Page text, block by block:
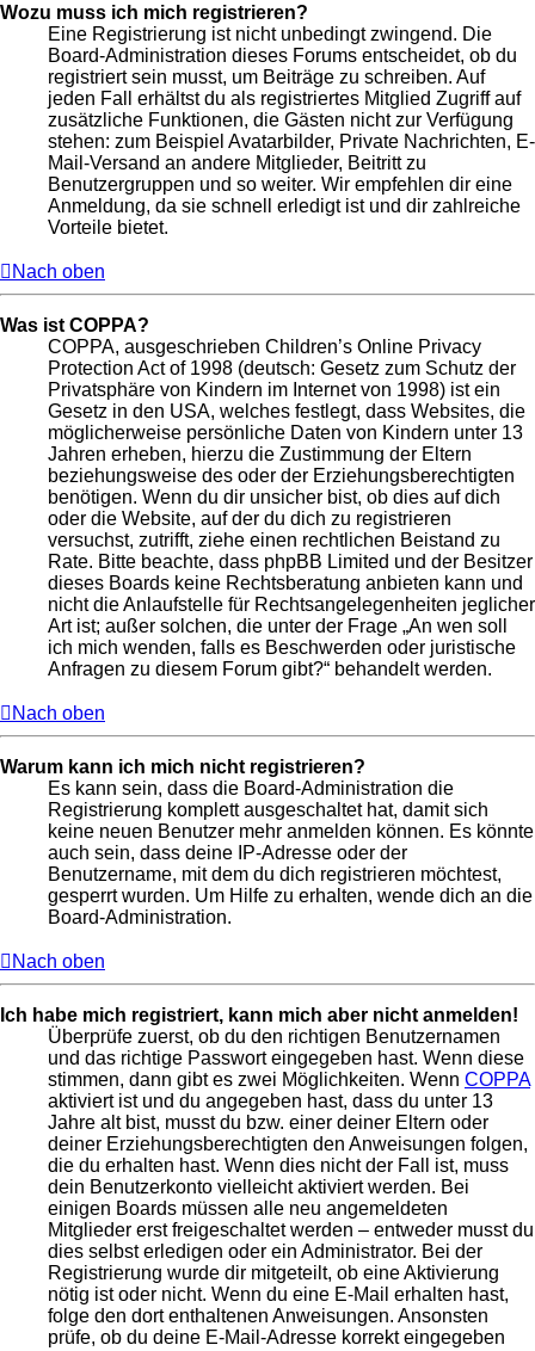
Wozu muss ich mich registrieren?
Eine Registrierung ist nicht unbedingt zwingend. Die
Board-Administration dieses Forums entscheidet, ob du
registriert sein musst, um Beiträge zu schreiben. Auf
jeden Fall erhältst du als registriertes Mitglied Zugriff auf
zusätzliche Funktionen, die Gästen nicht zur Verfügung
stehen: zum Beispiel Avatarbilder, Private Nachrichten, E-
Mail-Versand an andere Mitglieder, Beitritt zu
Benutzergruppen und so weiter. Wir empfehlen dir eine
Anmeldung, da sie schnell erledigt ist und dir zahlreiche
Vorteile bietet.
Nach oben
Was ist COPPA?
COPPA, ausgeschrieben Children’s Online Privacy
Protection Act of 1998 (deutsch: Gesetz zum Schutz der
Privatsphäre von Kindern im Internet von 1998) ist ein
Gesetz in den USA, welches festlegt, dass Websites, die
möglicherweise persönliche Daten von Kindern unter 13
Jahren erheben, hierzu die Zustimmung der Eltern
beziehungsweise des oder der Erziehungsberechtigten
benötigen. Wenn du dir unsicher bist, ob dies auf dich
oder die Website, auf der du dich zu registrieren
versuchst, zutrifft, ziehe einen rechtlichen Beistand zu
Rate. Bitte beachte, dass phpBB Limited und der Besitzer
dieses Boards keine Rechtsberatung anbieten kann und
nicht die Anlaufstelle für Rechtsangelegenheiten jeglicher
Art ist; außer solchen, die unter der Frage „An wen soll
ich mich wenden, falls es Beschwerden oder juristische
Anfragen zu diesem Forum gibt?“ behandelt werden.
Nach oben
Warum kann ich mich nicht registrieren?
Es kann sein, dass die Board-Administration die
Registrierung komplett ausgeschaltet hat, damit sich
keine neuen Benutzer mehr anmelden können. Es könnte
auch sein, dass deine IP-Adresse oder der
Benutzername, mit dem du dich registrieren möchtest,
gesperrt wurden. Um Hilfe zu erhalten, wende dich an die
Board-Administration.
Nach oben
Ich habe mich registriert, kann mich aber nicht anmelden!
Überprüfe zuerst, ob du den richtigen Benutzernamen
und das richtige Passwort eingegeben hast. Wenn diese
stimmen, dann gibt es zwei Möglichkeiten. Wenn COPPA
aktiviert ist und du angegeben hast, dass du unter 13
Jahre alt bist, musst du bzw. einer deiner Eltern oder
deiner Erziehungsberechtigten den Anweisungen folgen,
die du erhalten hast. Wenn dies nicht der Fall ist, muss
dein Benutzerkonto vielleicht aktiviert werden. Bei
einigen Boards müssen alle neu angemeldeten
Mitglieder erst freigeschaltet werden – entweder musst du
dies selbst erledigen oder ein Administrator. Bei der
Registrierung wurde dir mitgeteilt, ob eine Aktivierung
nötig ist oder nicht. Wenn du eine E-Mail erhalten hast,
folge den dort enthaltenen Anweisungen. Ansonsten
prüfe, ob du deine E-Mail-Adresse korrekt eingegeben